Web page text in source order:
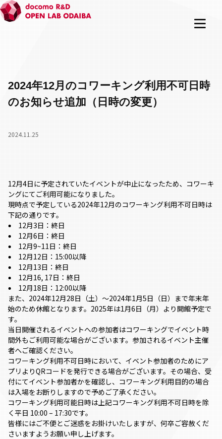
2024年12月のコワーキング利用不可日時
のお知らせ追加（日時の変更）
2024.11.25
12月4日に予定されていたイベントが中止になったため、コワーキ
ングにてご利用可能になりました。
現時点で予定している2024年12月のコワーキング利用不可日時は
下記の通りです。
12月3日：終日
12月6日：終日
12月9~11日：終日
12月12日：15:00以降
12月13日：終日
12月16, 17日：終日
12月18日：12:00以降
また、2024年12月28日（土）～2024年1月5日（日）まで年末年
始のため休館となります。2025年は1月6日（月）より開館予定で
す。
当日開催されるイベントへの参加者はコワーキングでイベント時
間外もご利用可能な場合がございます。参加されるイベント主催
者へご確認ください。
コワーキング利用不可日時において、イベント参加者のためにア
プリよりQRコードを発行できる場合がございます。その場合、受
付にてイベント参加者かを確認し、コワーキング利用目的の場合
は入場をお断りしますので予めご了承ください。
コワーキング利用可能日時は上記コワーキング利用不可日時を除
く平日 10:00 – 17:30です。
皆様にはご不便とご迷惑をお掛けいたしますが、何卒ご容赦くだ
さいますようお願い申し上げます。